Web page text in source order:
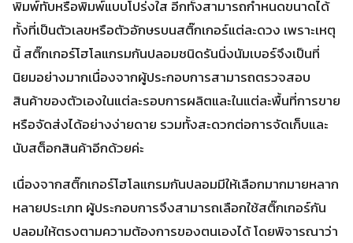
พิมพ์ทับหรือพิมพ์แบบโปร่งใส อีกทั้งสามารถกำหนดขนาดได้
ทั้งที่เป็นตัวเลขหรือตัวอักษรบนสติ๊กเกอร์แต่ละดวง เพราะเหตุ
นี้ สติ๊กเกอร์โฮโลแกรมกันปลอมชนิดรันนิ่งนัมเบอร์จึงเป็นที่
นิยมอย่างมากเนื่องจากผู้ประกอบการสามารถตรวจสอบ
สินค้าของตัวเองในแต่ละรอบการผลิตและในแต่ละพื้นที่การขาย
หรือจัดส่งได้อย่างง่ายดาย รวมทั้งสะดวกต่อการจัดเก็บและ
นับสต็อกสินค้าอีกด้วยค่ะ
เนื่องจากสติ๊กเกอร์โฮโลแกรมกันปลอมมีให้เลือกมากมายหลาก
หลายประเภท ผู้ประกอบการจึงสามารถเลือกใช้สติ๊กเกอร์กัน
ปลอมให้ตรงตามความต้องการของตนเองได้ โดยพิจารณาว่า